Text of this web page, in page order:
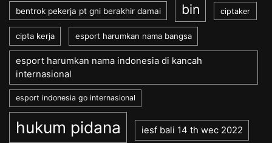
bentrok pekerja pt gni berakhir damai bin ciptaker
cipta kerja esport harumkan nama bangsa
esport harumkan nama indonesia di kancah
internasional
esport indonesia go internasional
hukum pidana iesf bali 14 th wec 2022